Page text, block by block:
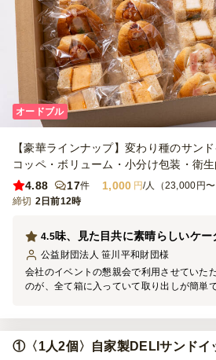
オードブル
【豪華ラインナップ】変わり種のサン
コッペ・ボリューム・小分け包装・衛
4.88
17件 1,000 円/人（23,000円〜
締切 2日前12時
味、見た目共に素晴らしいケー
4.5
公益財団法人 笹川平和財団様
会社のイベントの懇親会で利用させていた
のが、全て箱に入っていて取り出しが簡単
たいと思います。
①〈1人2個〉自家製DELIサンドイ